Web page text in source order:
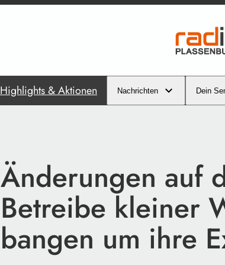
Highlights & Aktionen Nachrichten Dein
Änderungen auf
Betreibe kleiner
bangen um ihre